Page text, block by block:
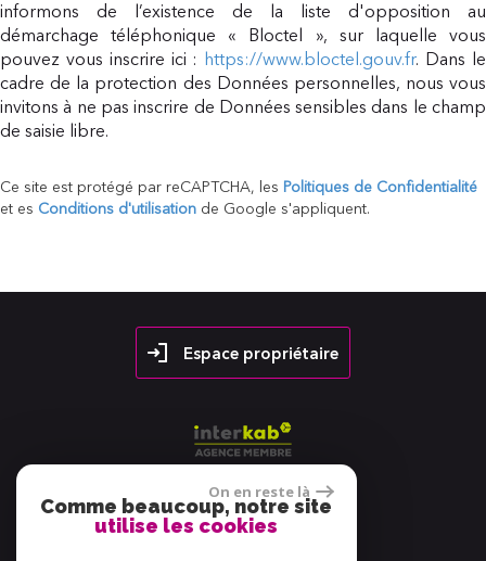
informons de l’existence de la liste d'opposition au
démarchage téléphonique « Bloctel », sur laquelle vous
pouvez vous inscrire ici : https://www.bloctel.gouv.fr. Dans le
cadre de la protection des Données personnelles, nous vous
invitons à ne pas inscrire de Données sensibles dans le champ
de saisie libre.
Ce site est protégé par reCAPTCHA, les Politiques de Confidentialité
et es Conditions d'utilisation de Google s'appliquent.
Espace propriétaire
38 avis
On en reste là
Comme beaucoup, notre site
utilise les cookies